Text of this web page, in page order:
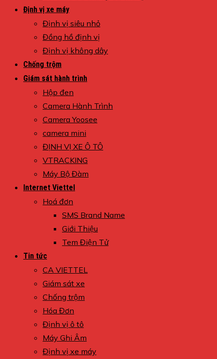
Định vị xe máy
Định vị siêu nhỏ
Đồng hồ định vị
Định vị không dây
Chống trộm
Giám sát hành trình
Hộp đen
Camera Hành Trình
Camera Yoosee
camera mini
ĐỊNH VỊ XE Ô TÔ
VTRACKING
Máy Bộ Đàm
Internet Viettel
Hoá đơn
SMS Brand Name
Giới Thiệu
Tem Điện Tử
Tin tức
CA VIETTEL
Giám sát xe
Chống trộm
Hóa Đơn
Định vị ô tô
Máy Ghi Âm
Định vị xe máy